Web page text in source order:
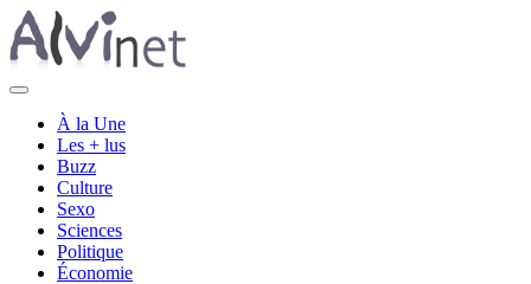
À la Une
Les + lus
Buzz
Culture
Sexo
Sciences
Politique
Économie